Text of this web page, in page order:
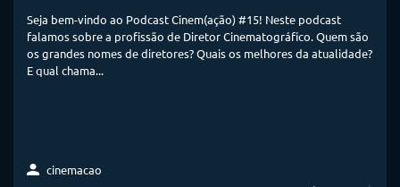
Seja bem-vindo ao Podcast Cinem(ação) #15! Neste podcast
falamos sobre a profissão de Diretor Cinematográfico. Quem são
os grandes nomes de diretores? Quais os melhores da atualidade?
E qual chama...
cinemacao